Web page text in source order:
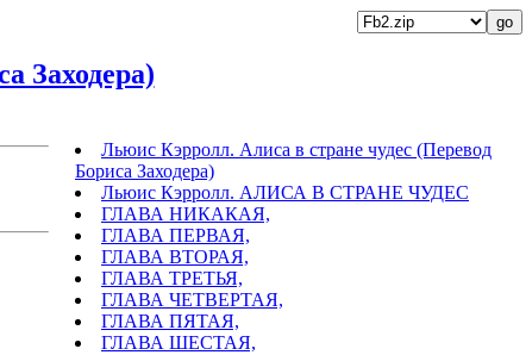
Заходера)
Льюис Кэрролл. Алиса в стране чудес (Перевод
Бориса Заходера)
Льюис Кэрролл. АЛИСА В СТРАНЕ ЧУДЕС
ГЛАВА НИКАКАЯ,
ГЛАВА ПЕРВАЯ,
ГЛАВА ВТОРАЯ,
ГЛАВА ТРЕТЬЯ,
ГЛАВА ЧЕТВЕРТАЯ,
ГЛАВА ПЯТАЯ,
ГЛАВА ШЕСТАЯ,